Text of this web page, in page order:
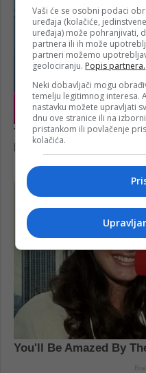
Vaši će se osobni podaci
uređaja (kolačiće,
uređaja) može pohranjivati,
partnera ili ih može
partneri možemo
geolociranju. Popis partnera.
Neki dobavljači mogu
temelju legitimnog interesa.
nastavku možete upravljati
dnu ove stranice ili na
pristankom ili povlačenje
kolačića.